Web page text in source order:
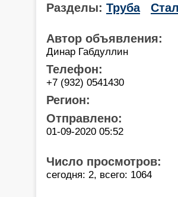
Разделы: Труба
Автор объявления:
Динар Габдуллин
Телефон:
+7 (932) 0541430
Регион:
Отправлено:
01-09-2020 05:52
Число просмотров:
сегодня: 2, всего: 1064